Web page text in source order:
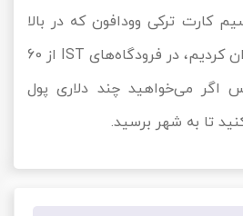
کارت ترکی وودافون که در بالا
قیمتش را 35 دلار عنوان کردیم، در فرودگاه‌های IST از 60
اگر می‌خواهید چند دلاری پول
تا به شهر برسید.